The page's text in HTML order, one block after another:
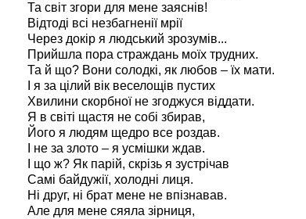
Та світ згори для мене заяснів!
Відтоді всі незбагненії мрії
Через докір я людський зрозумів...
Прийшла пора страждань моїх трудних.
Та й що? Вони солодкі, як любов – їх мати.
І я за цілий вік веселощів пустих
Хвилини скорбної не згоджуся віддати.
Я в світі щастя не собі збирав,
Його я людям щедро все роздав.
І не за злото – я усмішки ждав.
І що ж? Як парій, скрізь я зустрічав
Самі байдужії, холодні лиця.
Ні друг, ні брат мене не впізнавав.
Але для мене сяяла зірниця,